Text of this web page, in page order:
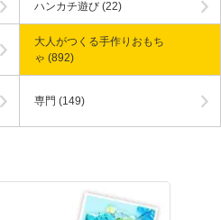
ハンカチ遊び(22)
大人がつくる手作りおもち
ゃ (892)
専門 (149)